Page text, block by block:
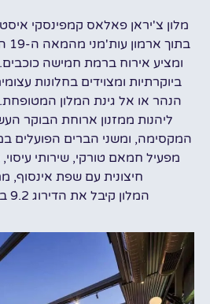
מלון צ'יראן פאלאס קמפינסקי
ומציע אירוח ברמת חמישה
ביוקרתיות ומצוידים בחלונות
הנהר או אל גינת המלון המטופחת.
ליהנות ממזנון ארוחת הבוקר
המקסימה, ומשני הברים הפועלים
מפעיל חמאם טורקי, שירותי
חיצונית עם שפת אינסוף,
המלון קיבל את הדירוג 9.2 באתר Booking.